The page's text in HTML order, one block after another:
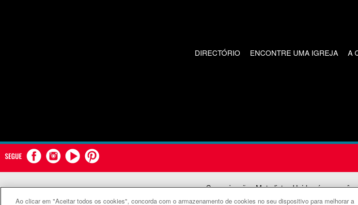
DIRECTÓRIO ENCONTRE UMA IGREJA A
SEGUE
Comunicações Metodistas Unidas é uma
©2026Comunicações Metodistas Unidas.
Ao clicar em "Aceitar todos os cookies", concorda com o armazenamento de cookies no seu dispositivo para melhorar a